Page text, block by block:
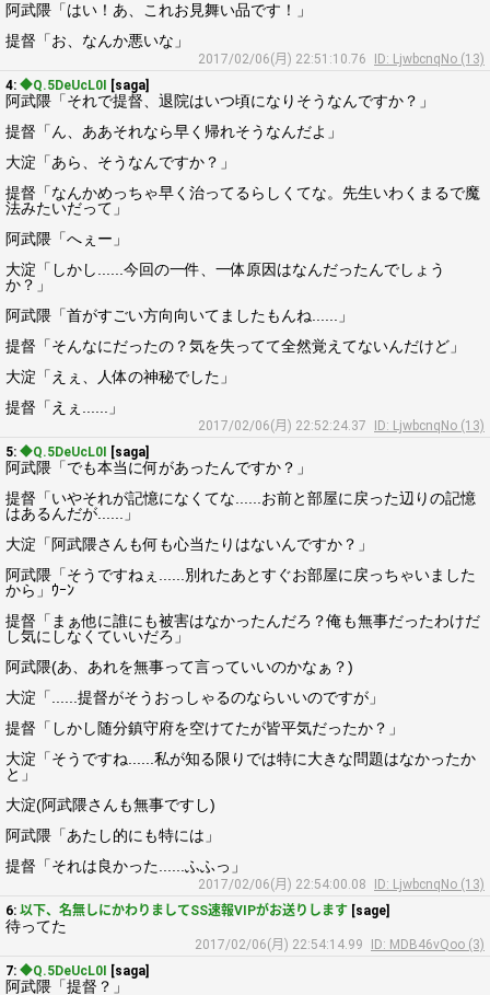
阿武隈「はい！あ、これお見舞い品です！」
提督「お、なんか悪いな」
2017/02/06(月) 22:51:10.76
ID: LjwbcnqNo (13)
4: ◆Q.5DeUcL0I [saga]
阿武隈「それで提督、退院はいつ頃になりそうなんですか？」
提督「ん、ああそれなら早く帰れそうなんだよ」
大淀「あら、そうなんですか？」
提督「なんかめっちゃ早く治ってるらしくてな。先生いわくまるで魔
法みたいだって」
阿武隈「へぇー」
大淀「しかし......今回の一件、一体原因はなんだったんでしょう
か？」
阿武隈「首がすごい方向向いてましたもんね......」
提督「そんなにだったの？気を失ってて全然覚えてないんだけど」
大淀「えぇ、人体の神秘でした」
提督「えぇ......」
2017/02/06(月) 22:52:24.37
ID: LjwbcnqNo (13)
5: ◆Q.5DeUcL0I [saga]
阿武隈「でも本当に何があったんですか？」
提督「いやそれが記憶になくてな......お前と部屋に戻った辺りの記憶
はあるんだが......」
大淀「阿武隈さんも何も心当たりはないんですか？」
阿武隈「そうですねぇ......別れたあとすぐお部屋に戻っちゃいました
から」ｳｰﾝ
提督「まぁ他に誰にも被害はなかったんだろ？俺も無事だったわけだ
し気にしなくていいだろ」
阿武隈(あ、あれを無事って言っていいのかなぁ？)
大淀「......提督がそうおっしゃるのならいいのですが」
提督「しかし随分鎮守府を空けてたが皆平気だったか？」
大淀「そうですね......私が知る限りでは特に大きな問題はなかったか
と」
大淀(阿武隈さんも無事ですし)
阿武隈「あたし的にも特には」
提督「それは良かった......ふふっ」
2017/02/06(月) 22:54:00.08
ID: LjwbcnqNo (13)
6: 以下、名無しにかわりましてSS速報VIPがお送りします [sage]
待ってた
2017/02/06(月) 22:54:14.99
ID: MDB46vQoo (3)
7: ◆Q.5DeUcL0I [saga]
阿武隈「提督？」